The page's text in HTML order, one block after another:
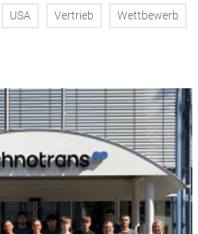
USA Vertrieb Wettbewerb